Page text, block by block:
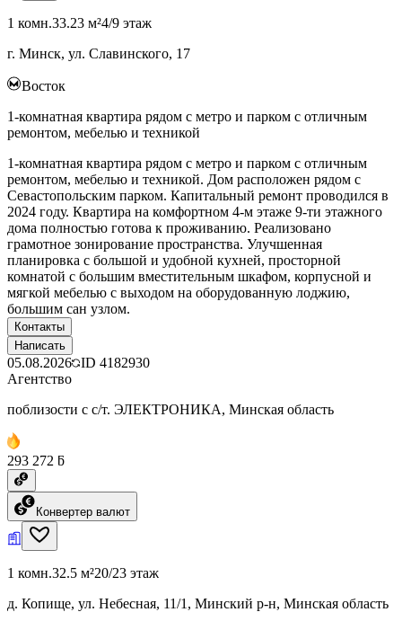
1 комн.33.23 м²4/9 этаж
г. Минск, ул. Славинского, 17
Восток
1-комнатная квартира рядом с метро и парком с отличным
ремонтом, мебелью и техникой
1-комнатная квартира рядом с метро и парком с отличным
ремонтом, мебелью и техникой. Дом расположен рядом с
Севастопольским парком. Капитальный ремонт проводился в
2024 году. Квартира на комфортном 4-м этаже 9-ти этажного
дома полностью готова к проживанию. Реализовано
грамотное зонирование пространства. Улучшенная
планировка с большой и удобной кухней, просторной
комнатой с большим вместительным шкафом, корпусной и
мягкой мебелью с выходом на оборудованную лоджию,
большим сан узлом.
Контакты
Написать
05.08.2026 ID 4182930
Агентство
поблизости с с/т. ЭЛЕКТРОНИКА, Минская область
293 272 ƃ
Конвертер валют
1 комн.32.5 м²20/23 этаж
д. Копище, ул. Небесная, 11/1, Минский р-н, Минская область